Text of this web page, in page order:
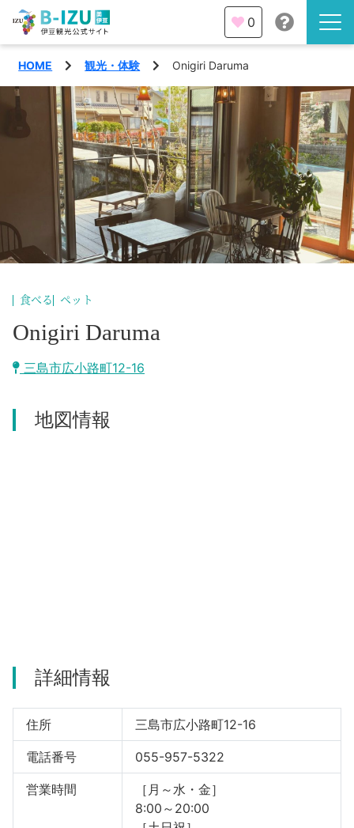
伊豆半島を知る
伊豆のみどころ
あそぶ
あじわう
観光・体験
イベント
エリア
熱海市
沼津市
東伊豆町
伊豆市
河津町
特集
旅の計画
モデルコース
宿泊・予約
0
HOME 観光・体験 Onigiri Daruma
食べる ペット
Onigiri Daruma
三島市広小路町12-16
地図情報
詳細情報
住所 三島市広小路町12-16
電話番号 055-957-5322
営業時間
［月～水・金］
8:00～20:00